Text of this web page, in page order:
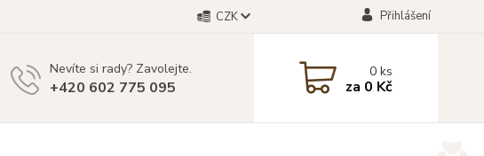
CZK Přihlášení
Nevíte si rady? Zavolejte.
+420 602 775 095
0ks
za 0 Kč